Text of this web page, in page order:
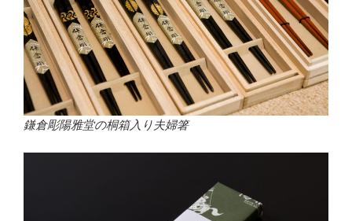
鎌倉彫陽雅堂の桐箱入り夫婦箸